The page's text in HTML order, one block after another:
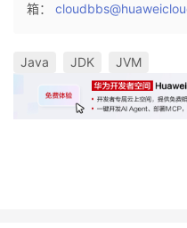
箱：
Java JDK JVM